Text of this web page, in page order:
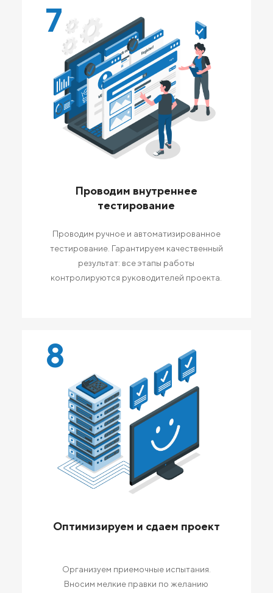
7
Проводим внутреннее
тестирование
Проводим ручное и автоматизированное
тестирование. Гарантируем качественный
результат: все этапы работы
контролируются руководителей проекта.
8
Оптимизируем и сдаем проект
Организуем приемочные испытания.
Вносим мелкие правки по желанию